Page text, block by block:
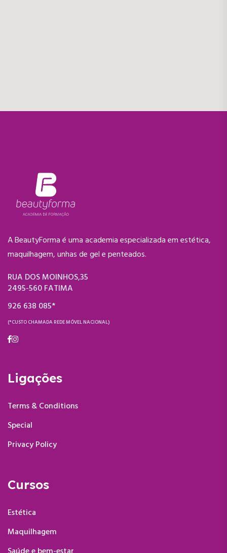
A BeautyForma é uma academia especializada em estética,
maquilhagem, unhas de gel e penteados.
RUA DOS MOINHOS,35
2495-560 FATIMA
926 638 085*
(*CUSTO CHAMADA REDE MÓVEL NACIONAL)
Ligações
Terms & Conditions
Special
Privacy Policy
Cursos
Estética
Maquilhagem